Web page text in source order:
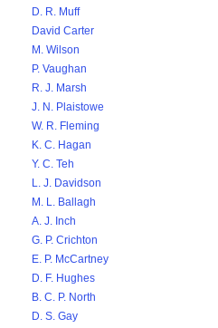
D. R. Muff
David Carter
M. Wilson
P. Vaughan
R. J. Marsh
J. N. Plaistowe
W. R. Fleming
K. C. Hagan
Y. C. Teh
L. J. Davidson
M. L. Ballagh
A. J. Inch
G. P. Crichton
E. P. McCartney
D. F. Hughes
B. C. P. North
D. S. Gay